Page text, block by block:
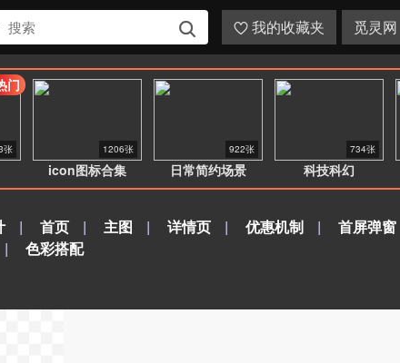
  我的收藏夹 觅灵网
张
门
icon图标合集
1206张
日常简约场景
922张
科技科幻
734张
| 首页 | 主图 | 详情页 | 优惠机制 | 首屏弹窗
| 色彩搭配